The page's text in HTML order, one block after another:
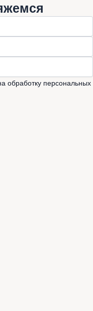
обработку персональных